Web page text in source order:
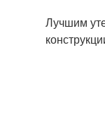
Лучшим